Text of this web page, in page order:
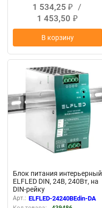
1 534,25 ₽
/
1 453,50 ₽
В корзину
New
Блок питания интерьерный
ELFLED DIN, 24В, 240Вт, на
DIN-рейку
Арт.: ELFLED-24240BEdin-DA